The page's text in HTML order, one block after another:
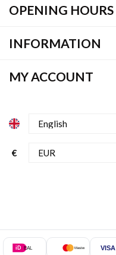
OPENING HOURS
INFORMATION
MY ACCOUNT
€
iD EAL Mastercard VISA